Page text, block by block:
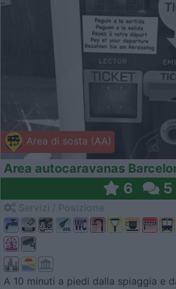
Area di sosta (AA)
Area autocaravanas
6 5
A 10 minuti a piedi dalla spiaggia e